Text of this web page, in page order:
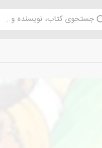
جستجوی کتاب، نویسنده و...